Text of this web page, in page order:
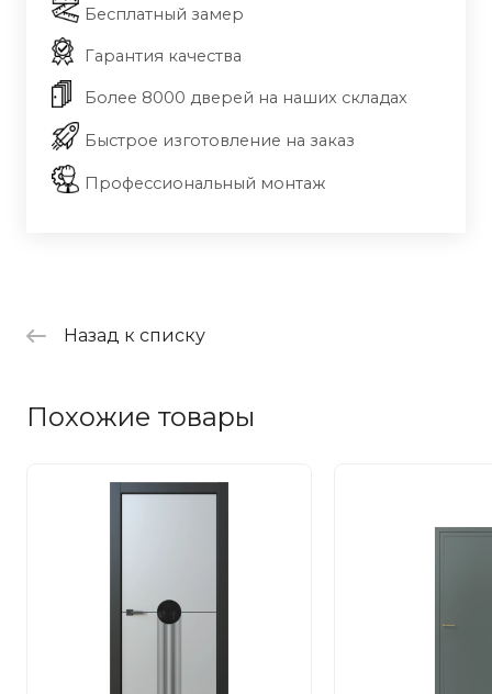
Бесплатный замер
Гарантия качества
Более 8000 дверей на наших складах
Быстрое изготовление на заказ
Профессиональный монтаж
Назад к списку
Похожие товары